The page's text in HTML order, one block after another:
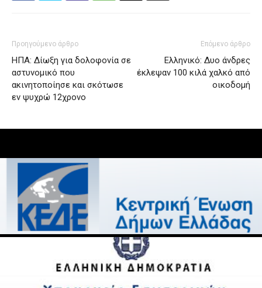
Προηγούμενο άρθρο
ΗΠΑ: Δίωξη για δολοφονία σε
αστυνομικό που
ακινητοποίησε και σκότωσε
εν ψυχρώ 12χρονο
Επόμενο άρθρο
Ελληνικό: Δυο άνδρες
έκλεψαν 100 κιλά χαλκό από
οικοδομή